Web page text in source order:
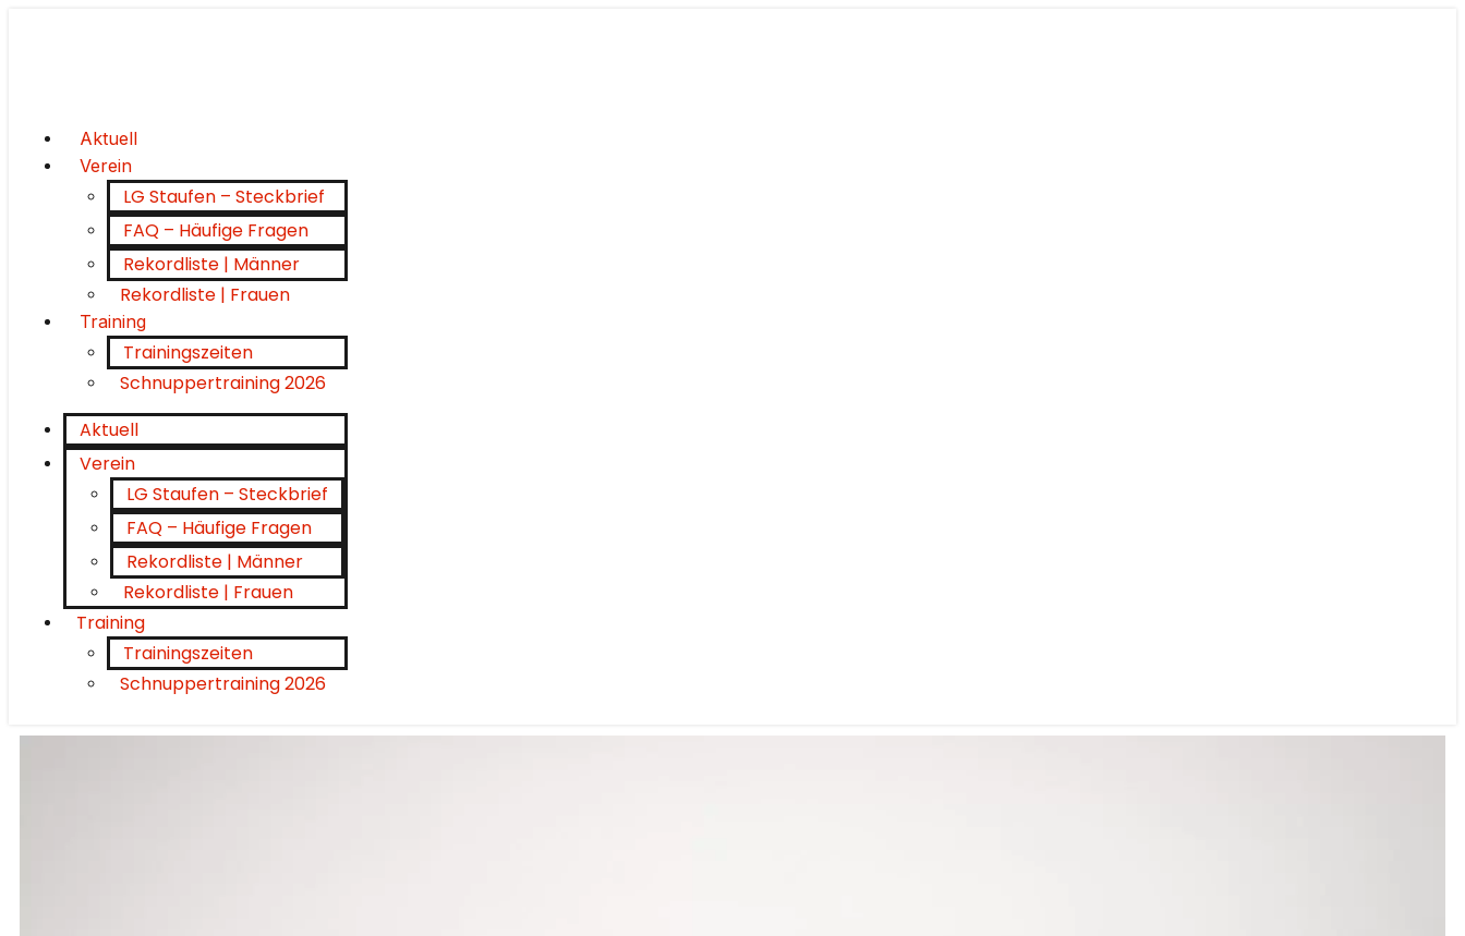
Aktuell
Verein
LG Staufen – Steckbrief
FAQ – Häufige Fragen
Rekordliste | Männer
Rekordliste | Frauen
Training
Trainingszeiten
Schnuppertraining 2026
Aktuell
Verein
LG Staufen – Steckbrief
FAQ – Häufige Fragen
Rekordliste | Männer
Rekordliste | Frauen
Training
Trainingszeiten
Schnuppertraining 2026